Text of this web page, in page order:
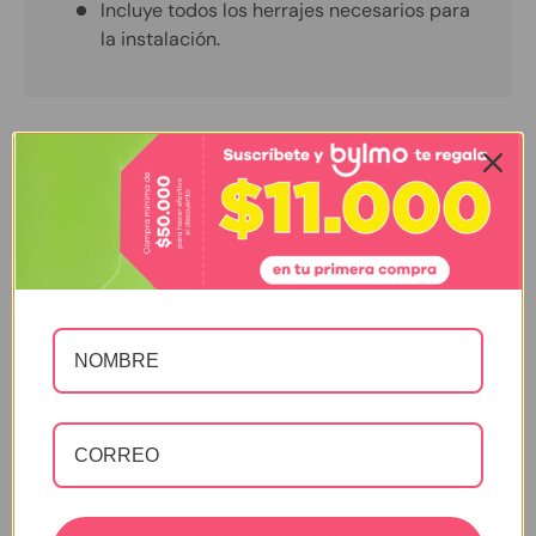
Incluye todos los herrajes necesarios para
la instalación.
Especificaciones
Gris
de diseño
Industrial